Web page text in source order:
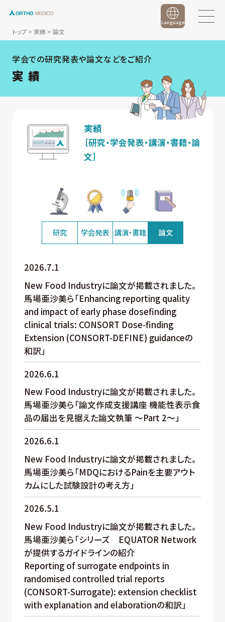
トップ> 実績 > 論文
Language
学会での研究発表や論文などをご紹介
実 績
実績
［研究・学会発表・講演・書籍・論
文］
研究 学会発表 講演・書籍 論文
2026.7.1
New Food Industryに論文が掲載されました。
馬場亜沙美ら「Enhancing reporting quality
and impact of early phase dosefinding
clinical trials: CONSORT Dose-finding
Extension (CONSORT-DEFINE) guidanceの
和訳」
2026.6.1
New Food Industryに論文が掲載されました。
馬場亜沙美ら「論文作成支援講座 機能性表示食
品の届出を見据えた論文執筆 ～Part 2～」
2026.6.1
New Food Industryに論文が掲載されました。
馬場亜沙美ら「MDQにおけるPainを主要アウト
カムにした試験設計の考え方」
2026.5.1
New Food Industryに論文が掲載されました。
馬場亜沙美ら「シリーズ EQUATOR Network
が提供するガイドラインの紹介
Reporting of surrogate endpoints in
randomised controlled trial reports
(CONSORT-Surrogate): extension checklist
with explanation and elaborationの和訳」